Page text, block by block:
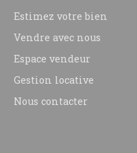
Estimez votre bien
Vendre avec nous
Espace vendeur
Gestion locative
Nous contacter